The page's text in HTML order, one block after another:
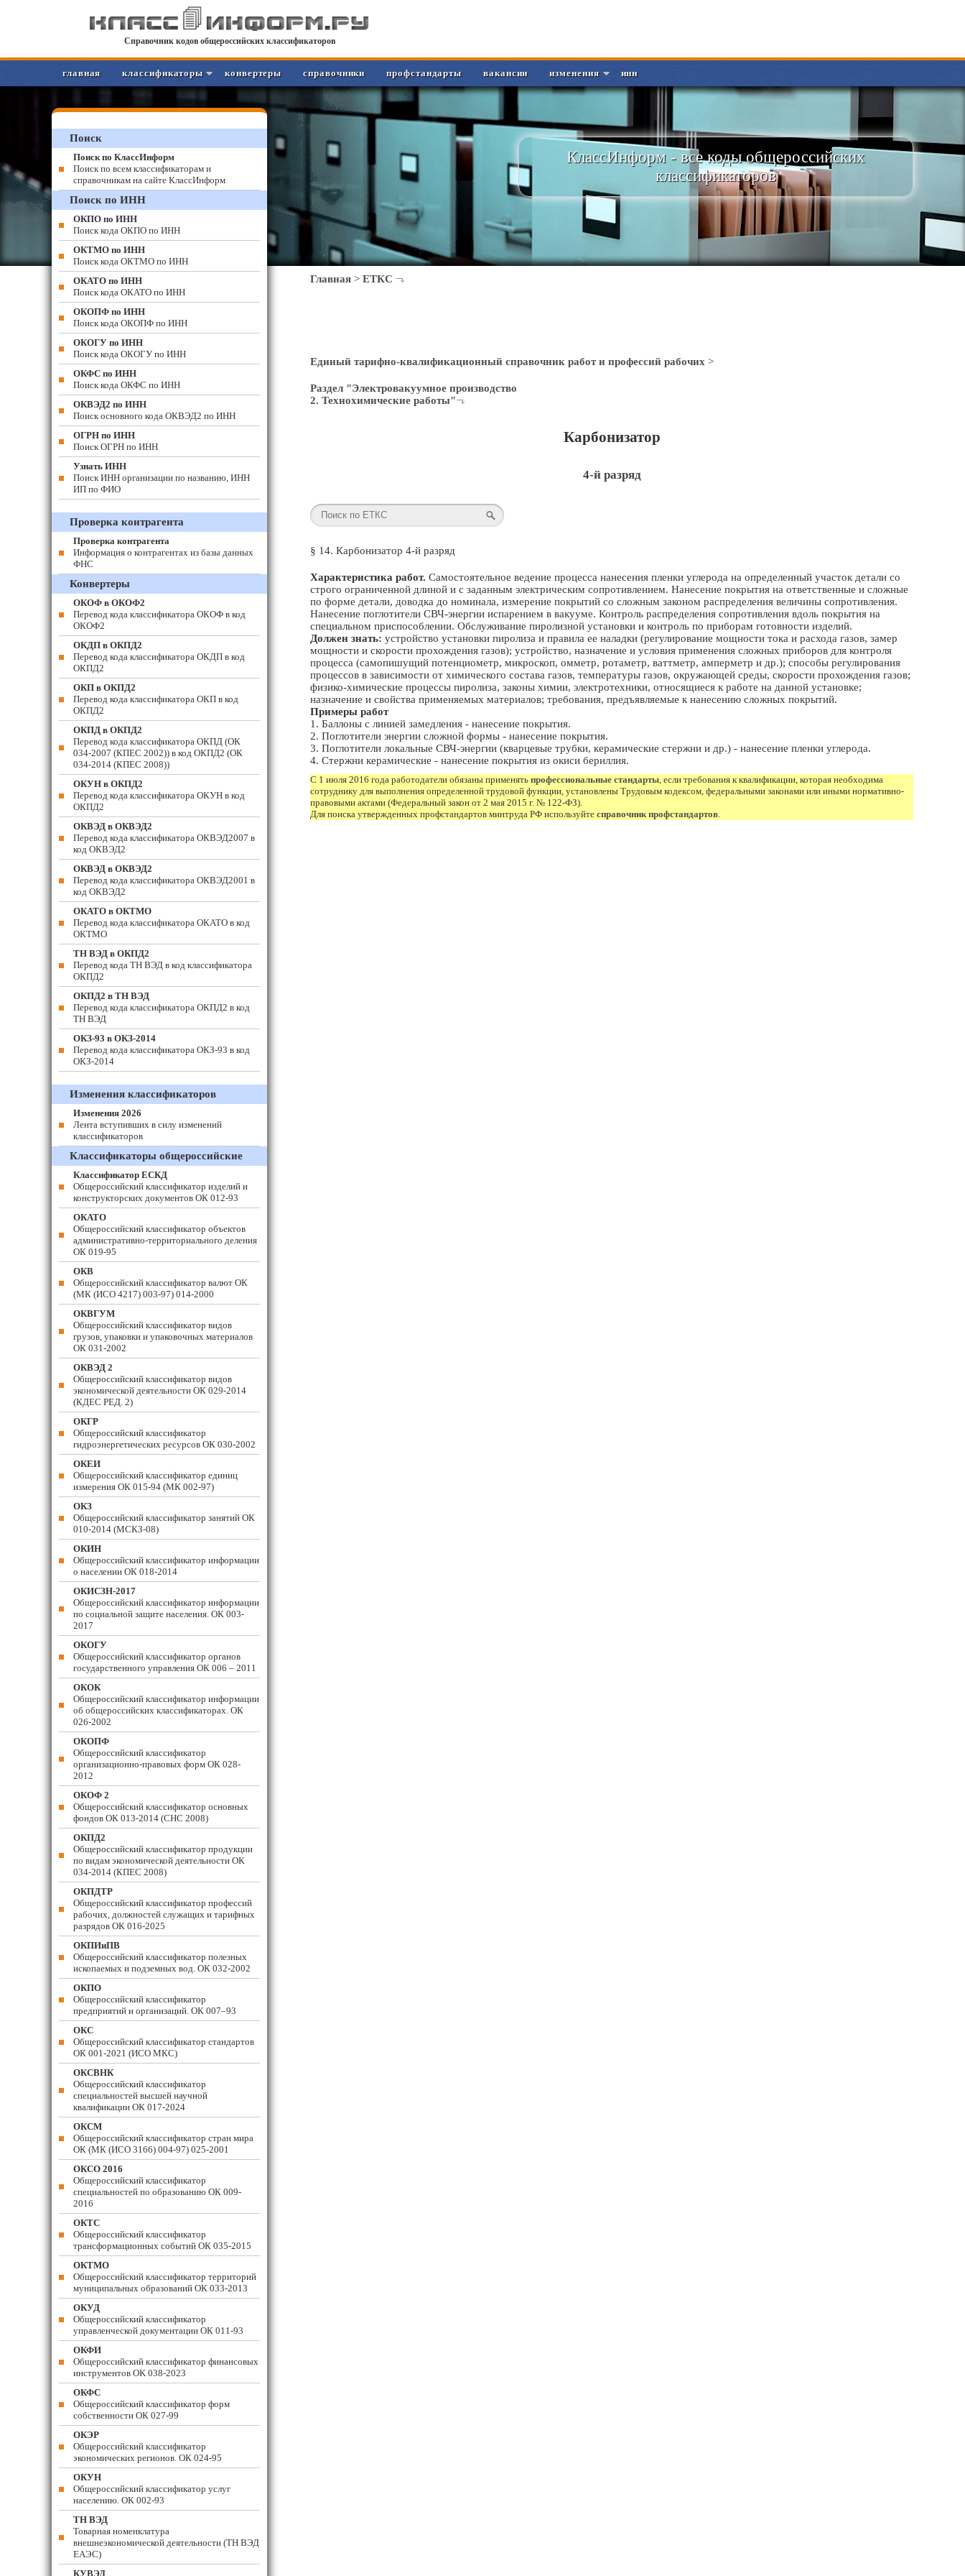
Справочник кодов общероссийских классификаторов
главная классификаторы конвертеры справочники профстандарты вакансии изменения инн
КлассИнформ - все коды общероссийских
классификаторов
Главная > ЕТКС
Единый тарифно-квалификационный справочник работ и профессий рабочих >
Раздел "Электровакуумное производство
2. Технохимические работы"
Карбонизатор
4-й разряд
§ 14. Карбонизатор 4-й разряд
Характеристика работ. Самостоятельное ведение процесса нанесения пленки углерода на определенный участок детали со
строго ограниченной длиной и с заданным электрическим сопротивлением. Нанесение покрытия на ответственные и сложные
по форме детали, доводка до номинала, измерение покрытий со сложным законом распределения величины сопротивления.
Нанесение поглотители СВЧ-энергии испарением в вакууме. Контроль распределения сопротивления вдоль покрытия на
специальном приспособлении. Обслуживание пиролизной установки и контроль по приборам готовности изделий.
Должен знать: устройство установки пиролиза и правила ее наладки (регулирование мощности тока и расхода газов, замер
мощности и скорости прохождения газов); устройство, назначение и условия применения сложных приборов для контроля
процесса (самопишущий потенциометр, микроскоп, омметр, ротаметр, ваттметр, амперметр и др.); способы регулирования
процессов в зависимости от химического состава газов, температуры газов, окружающей среды, скорости прохождения газов;
физико-химические процессы пиролиза, законы химии, электротехники, относящиеся к работе на данной установке;
назначение и свойства применяемых материалов; требования, предъявляемые к нанесению сложных покрытий.
Примеры работ
1. Баллоны с линией замедления - нанесение покрытия.
2. Поглотители энергии сложной формы - нанесение покрытия.
3. Поглотители локальные СВЧ-энергии (кварцевые трубки, керамические стержни и др.) - нанесение пленки углерода.
4. Стержни керамические - нанесение покрытия из окиси бериллия.
С 1 июля 2016 года работодатели обязаны применять профессиональные стандарты, если требования к квалификации, которая необходима
сотруднику для выполнения определенной трудовой функции, установлены Трудовым кодексом, федеральными законами или иными нормативно-
правовыми актами (Федеральный закон от 2 мая 2015 г. № 122-ФЗ).
Для поиска утвержденных профстандартов минтруда РФ используйте справочник профстандартов.
Поиск
Поиск по КлассИнформ
Поиск по всем классификаторам и
справочникам на сайте КлассИнформ
Поиск по ИНН
ОКПО по ИНН
Поиск кода ОКПО по ИНН
ОКТМО по ИНН
Поиск кода ОКТМО по ИНН
ОКАТО по ИНН
Поиск кода ОКАТО по ИНН
ОКОПФ по ИНН
Поиск кода ОКОПФ по ИНН
ОКОГУ по ИНН
Поиск кода ОКОГУ по ИНН
ОКФС по ИНН
Поиск кода ОКФС по ИНН
ОКВЭД2 по ИНН
Поиск основного кода ОКВЭД2 по ИНН
ОГРН по ИНН
Поиск ОГРН по ИНН
Узнать ИНН
Поиск ИНН организации по названию, ИНН
ИП по ФИО
Проверка контрагента
Проверка контрагента
Информация о контрагентах из базы данных
ФНС
Конвертеры
ОКОФ в ОКОФ2
Перевод кода классификатора ОКОФ в код
ОКОФ2
ОКДП в ОКПД2
Перевод кода классификатора ОКДП в код
ОКПД2
ОКП в ОКПД2
Перевод кода классификатора ОКП в код
ОКПД2
ОКПД в ОКПД2
Перевод кода классификатора ОКПД (ОК
034-2007 (КПЕС 2002)) в код ОКПД2 (ОК
034-2014 (КПЕС 2008))
ОКУН в ОКПД2
Перевод кода классификатора ОКУН в код
ОКПД2
ОКВЭД в ОКВЭД2
Перевод кода классификатора ОКВЭД2007 в
код ОКВЭД2
ОКВЭД в ОКВЭД2
Перевод кода классификатора ОКВЭД2001 в
код ОКВЭД2
ОКАТО в ОКТМО
Перевод кода классификатора ОКАТО в код
ОКТМО
ТН ВЭД в ОКПД2
Перевод кода ТН ВЭД в код классификатора
ОКПД2
ОКПД2 в ТН ВЭД
Перевод кода классификатора ОКПД2 в код
ТН ВЭД
ОКЗ-93 в ОКЗ-2014
Перевод кода классификатора ОКЗ-93 в код
ОКЗ-2014
Изменения классификаторов
Изменения 2026
Лента вступивших в силу изменений
классификаторов
Классификаторы общероссийские
Классификатор ЕСКД
Общероссийский классификатор изделий и
конструкторских документов ОК 012-93
ОКАТО
Общероссийский классификатор объектов
административно-территориального деления
ОК 019-95
ОКВ
Общероссийский классификатор валют ОК
(МК (ИСО 4217) 003-97) 014-2000
ОКВГУМ
Общероссийский классификатор видов
грузов, упаковки и упаковочных материалов
ОК 031-2002
ОКВЭД 2
Общероссийский классификатор видов
экономической деятельности ОК 029-2014
(КДЕС РЕД. 2)
ОКГР
Общероссийский классификатор
гидроэнергетических ресурсов ОК 030-2002
ОКЕИ
Общероссийский классификатор единиц
измерения ОК 015-94 (МК 002-97)
ОКЗ
Общероссийский классификатор занятий ОК
010-2014 (МСКЗ-08)
ОКИН
Общероссийский классификатор информации
о населении ОК 018-2014
ОКИСЗН-2017
Общероссийский классификатор информации
по социальной защите населения. ОК 003-
2017
ОКОГУ
Общероссийский классификатор органов
государственного управления ОК 006 – 2011
ОКОК
Общероссийский классификатор информации
об общероссийских классификаторах. ОК
026-2002
ОКОПФ
Общероссийский классификатор
организационно-правовых форм ОК 028-
2012
ОКОФ 2
Общероссийский классификатор основных
фондов ОК 013-2014 (СНС 2008)
ОКПД2
Общероссийский классификатор продукции
по видам экономической деятельности ОК
034-2014 (КПЕС 2008)
ОКПДТР
Общероссийский классификатор профессий
рабочих, должностей служащих и тарифных
разрядов ОК 016-2025
ОКПИиПВ
Общероссийский классификатор полезных
ископаемых и подземных вод. ОК 032-2002
ОКПО
Общероссийский классификатор
предприятий и организаций. ОК 007–93
ОКС
Общероссийский классификатор стандартов
ОК 001-2021 (ИСО МКС)
ОКСВНК
Общероссийский классификатор
специальностей высшей научной
квалификации ОК 017-2024
ОКСМ
Общероссийский классификатор стран мира
ОК (МК (ИСО 3166) 004-97) 025-2001
ОКСО 2016
Общероссийский классификатор
специальностей по образованию ОК 009-
2016
ОКТС
Общероссийский классификатор
трансформационных событий ОК 035-2015
ОКТМО
Общероссийский классификатор территорий
муниципальных образований ОК 033-2013
ОКУД
Общероссийский классификатор
управленческой документации ОК 011-93
ОКФИ
Общероссийский классификатор финансовых
инструментов OK 038-2023
ОКФС
Общероссийский классификатор форм
собственности ОК 027-99
ОКЭР
Общероссийский классификатор
экономических регионов. ОК 024-95
ОКУН
Общероссийский классификатор услуг
населению. ОК 002-93
ТН ВЭД
Товарная номенклатура
внешнеэкономической деятельности (ТН ВЭД
ЕАЭС)
КУВЭД